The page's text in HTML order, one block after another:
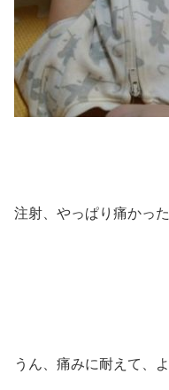
注射、やっぱり痛かった
うん、痛みに耐えて、